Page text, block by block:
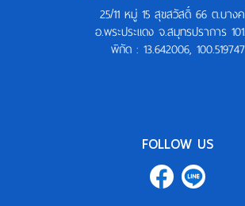
25/11 หมู่ 15 สุขสวัสดิ์ 66 ต.บาง
อ.พระประแดง จ.สมุทรปราการ
พิกัด : 13.642006, 100.519747
FOLLOW US